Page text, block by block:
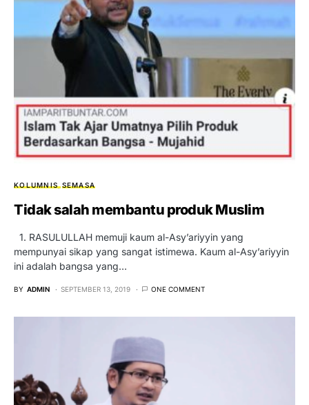
KOLUMNIS SEMASA
Tidak salah membantu produk Muslim
1. RASULULLAH memuji kaum al-Asy’ariyyin yang
mempunyai sikap yang sangat istimewa. Kaum al-Asy’ariyyin
ini adalah bangsa yang…
BY ADMIN SEPTEMBER 13, 2019 ONE COMMENT